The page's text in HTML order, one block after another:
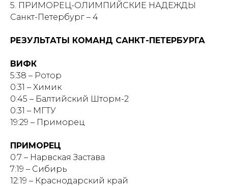
5. ПРИМОРЕЦ-ОЛИМПИЙСКИЕ НАДЕЖДЫ
Санкт-Петербург – 4
РЕЗУЛЬТАТЫ КОМАНД САНКТ-ПЕТЕРБУРГА
ВИФК
5:38 – Ротор
0:31 – Химик
0:45 – Балтийский Шторм-2
0:31 – МГТУ
19:29 – Приморец
ПРИМОРЕЦ
0:7 – Нарвская Застава
7:19 – Сибирь
12:19 – Краснодарский край